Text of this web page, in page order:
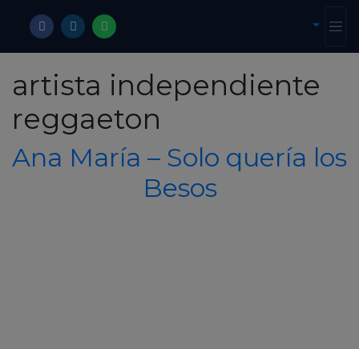
artista independiente
reggaeton
Ana María – Solo quería los
Besos